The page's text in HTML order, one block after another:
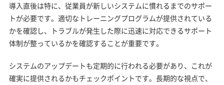
導入直後は特に、従業員が新しいシステムに慣れるまでのサポー
トが必要です。適切なトレーニングプログラムが提供されている
かを確認し、トラブルが発生した際に迅速に対応できるサポート
体制が整っているかを確認することが重要です。
システムのアップデートも定期的に行われる必要があり、これが
確実に提供されるかもチェックポイントです。長期的な視点で、